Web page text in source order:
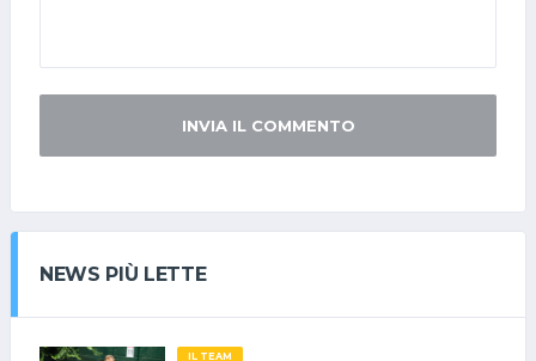
INVIA IL COMMENTO
NEWS PIÙ LETTE
IL TEAM